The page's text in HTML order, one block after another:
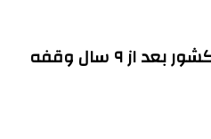
مسابقات کیک‌بوکسینگ کشور بعد از ۹ سال وقفه